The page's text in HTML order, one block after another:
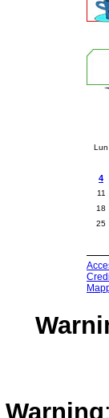
Lun
4
11
18
25
Warning